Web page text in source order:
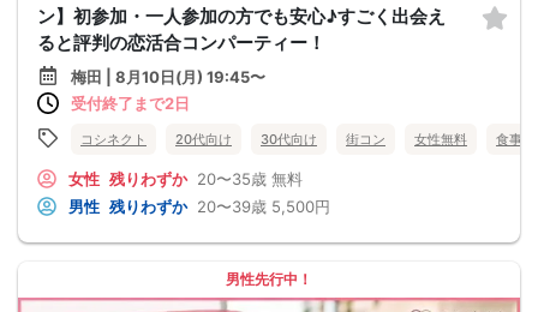
ン】初参加・一人参加の方でも安心♪すごく出会え
ると評判の恋活合コンパーティー！
梅田 | 8月10日(月) 19:45〜
受付終了まで2日
コシネクト 20代向け 30代向け 街コン 女性無料 食事
女性 残りわずか 20〜35歳 無料
男性 残りわずか 20〜39歳 5,500円
男性先行中！